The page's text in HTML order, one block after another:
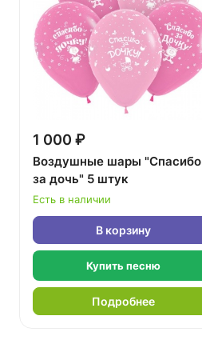
1 000 ₽
Воздушные шары "Спасибо
за дочь" 5 штук
Есть в наличии
В корзину
Купить песню
Подробнее